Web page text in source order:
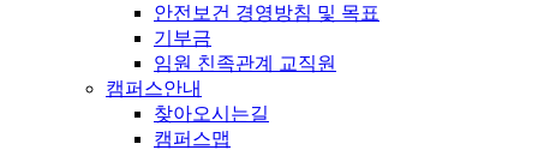
안전보건 경영방침 및 목표
기부금
임원 친족관계 교직원
캠퍼스안내
찾아오시는길
캠퍼스맵